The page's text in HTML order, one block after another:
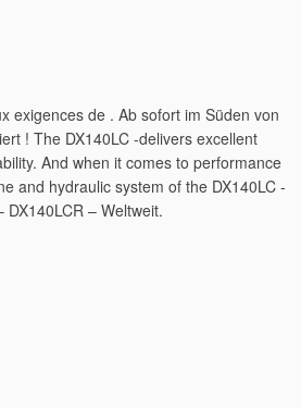
exigences de . Ab sofort im Süden von
! The DX140LC -delivers excellent
And when it comes to performance
and hydraulic system of the DX140LC -
– Weltweit.